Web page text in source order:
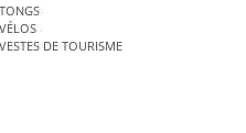
TONGS
VÉLOS
VESTES DE TOURISME